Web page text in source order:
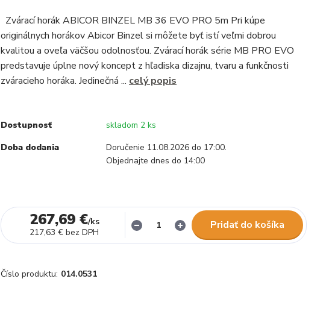
Zvárací horák ABICOR BINZEL MB 36 EVO PRO 5m Pri kúpe
originálnych horákov Abicor Binzel si môžete byť istí veľmi dobrou
kvalitou a oveľa väčšou odolnosťou. Zvárací horák série MB PRO EVO
predstavuje úplne nový koncept z hľadiska dizajnu, tvaru a funkčnosti
zváracieho horáka. Jedinečná ... celý popis
Dostupnosť
skladom 2 ks
Doba dodania
Doručenie 11.08.2026 do 17:00.
Objednajte dnes do 14:00
267,69 €/ks
217,63 € bez DPH
Pridať do košíka
Číslo produktu: 014.0531